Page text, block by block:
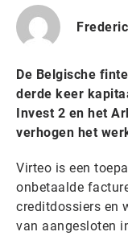
De Belgische
derde keer
Invest 2 en het
verhogen het
Virteo is een
onbetaalde
creditdossiers en
van aangesloten